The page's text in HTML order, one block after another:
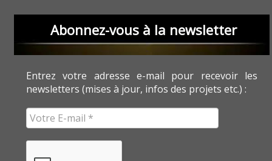
Abonnez-vous à la newsletter
Entrez votre adresse e-mail pour recevoir les
newsletters (mises à jour, infos des projets etc.) :